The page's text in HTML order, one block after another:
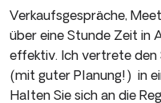
Verkaufsgespräche,
über eine Stunde Zeit in
effektiv. Ich vertrete den
(mit guter Planung!) in
Halten Sie sich an die